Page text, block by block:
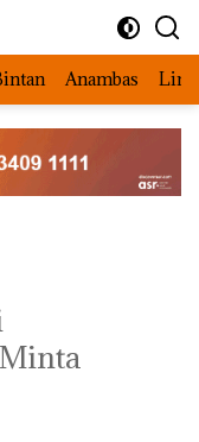
Anambas